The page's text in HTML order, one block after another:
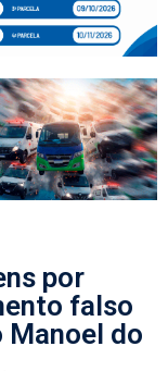
por
falso
Manoel do